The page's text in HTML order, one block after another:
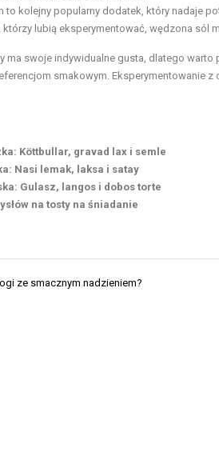
to kolejny popularny dodatek, który nadaje
którzy lubią eksperymentować, wędzona sól
ma swoje indywidualne gusta, dlatego
smakowym. Eksperymentowanie
Köttbullar, gravad lax i semle
Nasi lemak, laksa i satay
Gulasz, langos i dobos torte
na tosty na śniadanie
ze smacznym nadzieniem?